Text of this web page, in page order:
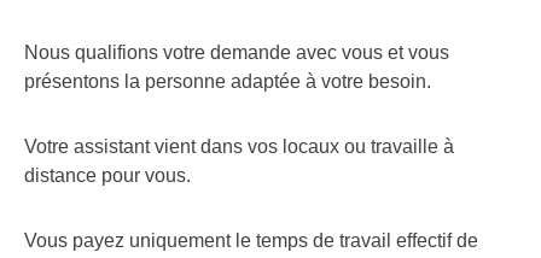
Nous qualifions votre demande avec vous et vous
présentons la personne adaptée à votre besoin.
Votre assistant vient dans vos locaux ou travaille à
distance pour vous.
Vous payez uniquement le temps de travail effectif de